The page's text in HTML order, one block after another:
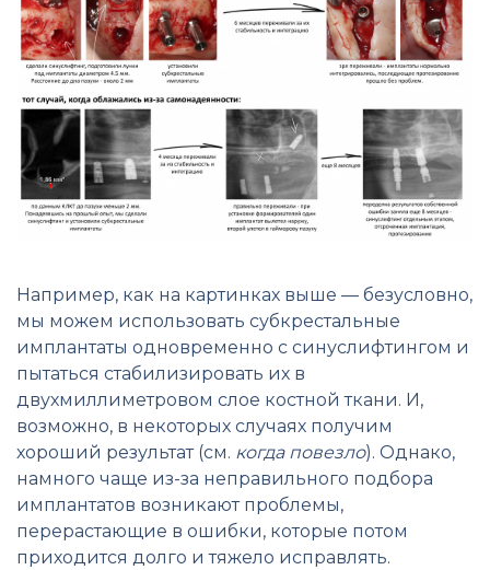
Например, как на картинках выше — безусловно,
мы можем использовать субкрестальные
имплантаты одновременно с синуслифтингом и
пытаться стабилизировать их в
двухмиллиметровом слое костной ткани. И,
возможно, в некоторых случаях получим
хороший результат (см. когда повезло). Однако,
намного чаще из-за неправильного подбора
имплантатов возникают проблемы,
перерастающие в ошибки, которые потом
приходится долго и тяжело исправлять.